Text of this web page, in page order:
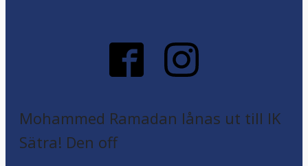
Mohammed Ramadan lånas ut till IK
Sätra! Den off